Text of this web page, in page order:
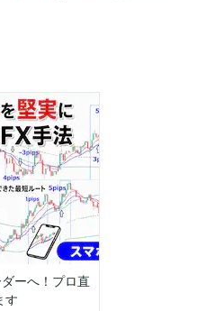
ーへ！プロ直
す